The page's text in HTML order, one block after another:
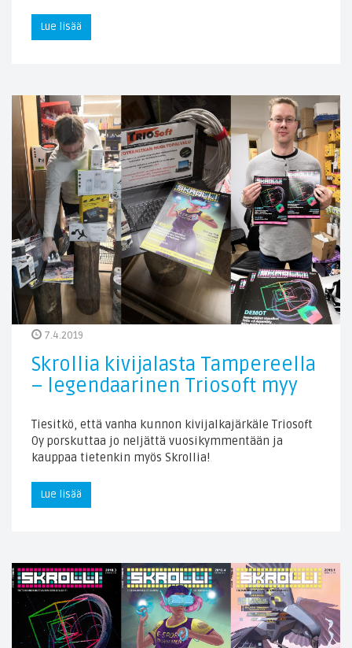
Lue lisää
7.4.2019
Skrollia kivijalasta Tampereella
– legendaarinen Triosoft myy
Tiesitkö, että vanha kunnon kivijalkajärkäle Triosoft
Oy porskuttaa jo neljättä vuosikymmentään ja
kauppaa tietenkin myös Skrollia!
Lue lisää